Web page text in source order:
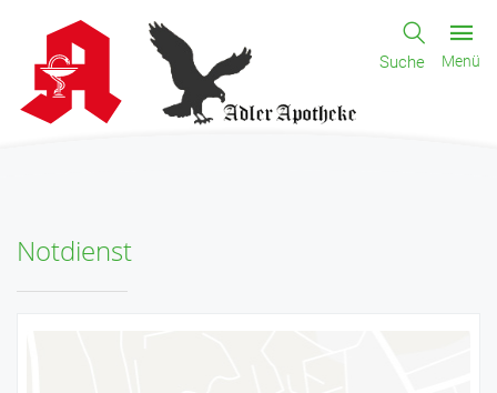
Suche Menü
Notdienst